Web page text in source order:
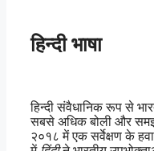
हिन्दी भाषा
हिन्दी संवैधानिक रूप से
सबसे अधिक बोली और
२०१८ में एक सर्वेक्षण के